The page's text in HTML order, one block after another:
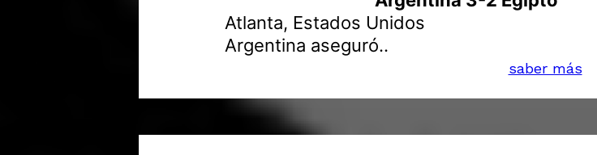
Atlanta, Estados Unidos
Argentina aseguró..
saber más